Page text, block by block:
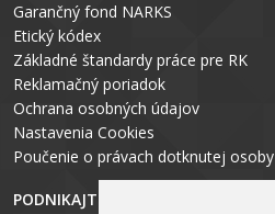
Garančný fond NARKS
Etický kódex
Základné štandardy práce pre RK
Reklamačný poriadok
Ochrana osobných údajov
Nastavenia Cookies
Poučenie o právach dotknutej osoby
PODNIKAJTE S ARCHEUS-OM